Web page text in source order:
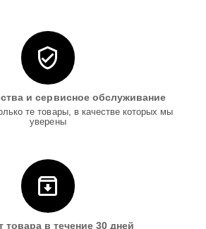
и сервисное обслуживание
те товары, в качестве которых мы
уверены
товара в течение 30 дней